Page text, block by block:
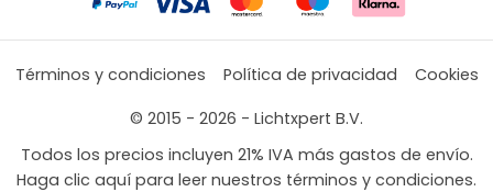
Términos y condiciones Política de privacidad
Cookies
© 2015 - 2026 - Lichtxpert B.V.
Todos los precios incluyen 21% IVA más gastos de envío.
Haga clic aquí para leer nuestros términos y condiciones.